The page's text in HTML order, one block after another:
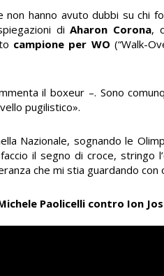
non hanno avuto dubbi su
diAharon Corona,
campione per WO (“Walk-
il boxeur –. Sono
pugilistico».
Nazionale, sognando le
il segno di croce, stringo
che mi stia guardando con
Paolicelli contro Ion